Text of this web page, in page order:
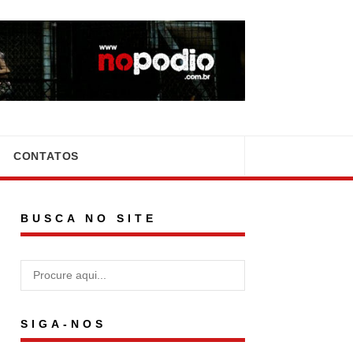
CONTATOS
BUSCA NO SITE
SIGA-NOS